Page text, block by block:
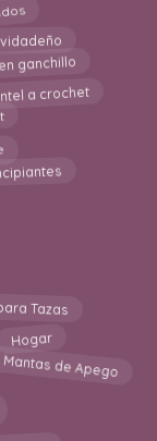
ganchillo
a crochet
Tazas
Hogar
Mantas de Apego